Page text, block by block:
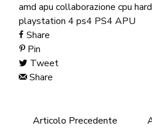
amd apu collaborazione cpu
playstation 4 ps4 PS4 APU
Share
Pin
Tweet
Share
Articolo Precedente